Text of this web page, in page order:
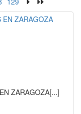
ZARAGOZA[...]